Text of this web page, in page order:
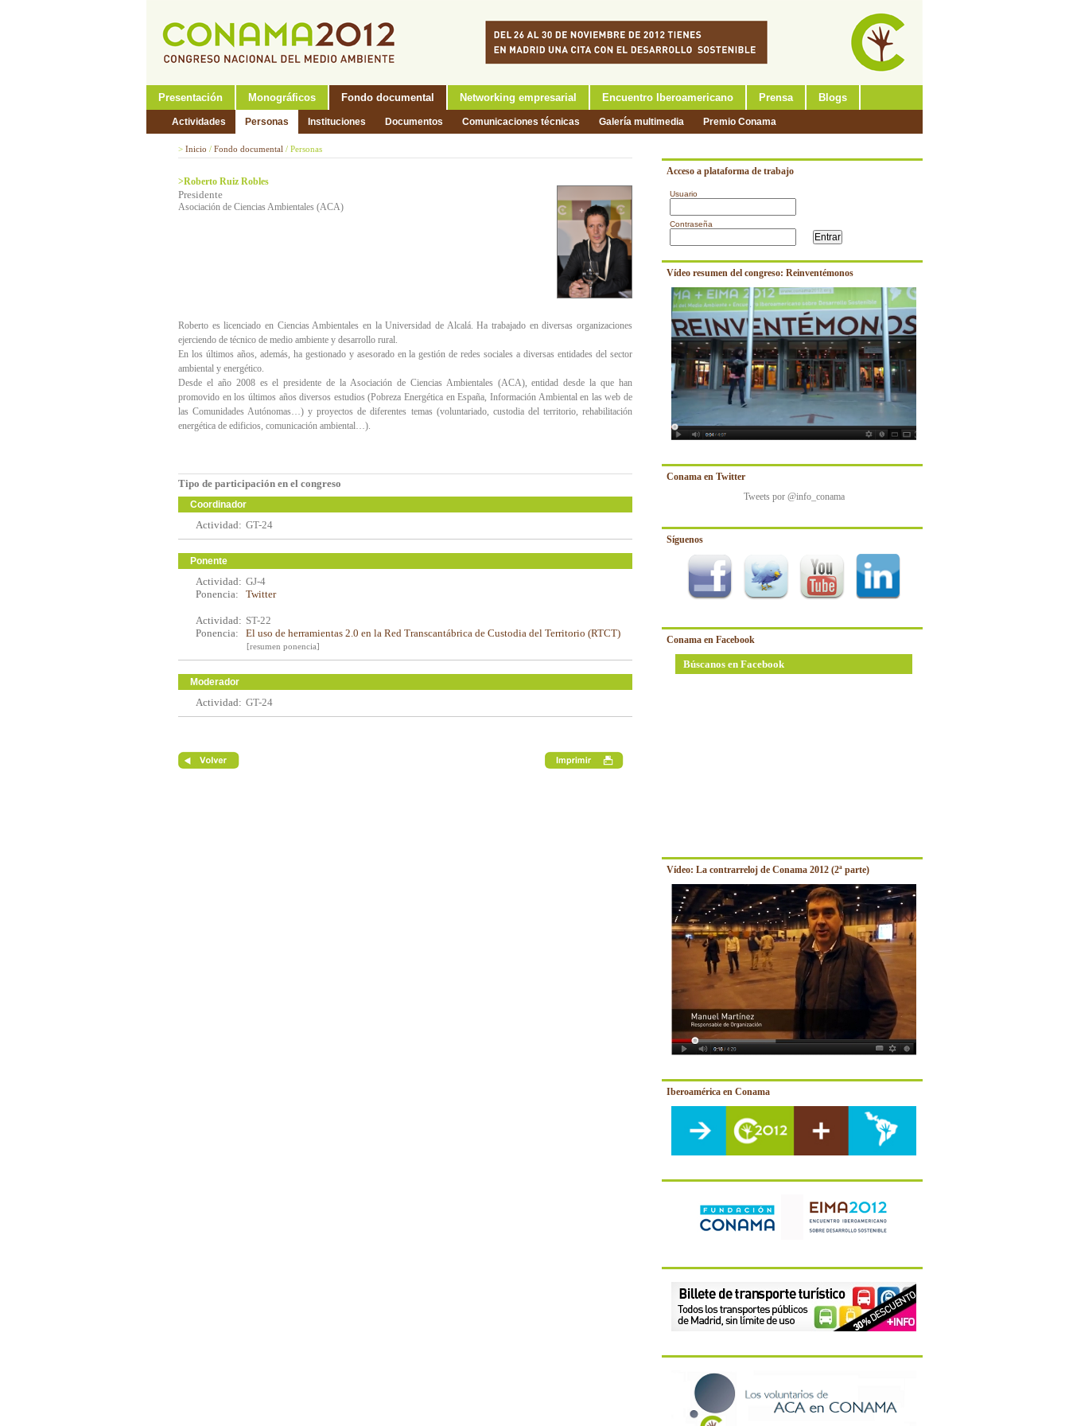
Presentación Monográficos Fondo documental Networking empresarial Encuentro Iberoamericano Prensa Blogs
Actividades Personas Instituciones Documentos Comunicaciones técnicas Galería multimedia Premio Conama
Acceso a plataforma de trabajo
Usuario
Contraseña
Vídeo resumen del congreso: Reinventémonos
Conama en Twitter
Tweets por @info_conama
Síguenos
Conama en Facebook
Búscanos en Facebook
Vídeo: La contrarreloj de Conama 2012 (2ª parte)
Iberoamérica en Conama
> Inicio / Fondo documental / Personas
>Roberto Ruiz Robles
Presidente
Asociación de Ciencias Ambientales (ACA)
Roberto es licenciado en Ciencias Ambientales en la Universidad de Alcalá. Ha trabajado en diversas organizaciones
ejerciendo de técnico de medio ambiente y desarrollo rural.
En los últimos años, además, ha gestionado y asesorado en la gestión de redes sociales a diversas entidades del sector
ambiental y energético.
Desde el año 2008 es el presidente de la Asociación de Ciencias Ambientales (ACA), entidad desde la que han
promovido en los últimos años diversos estudios (Pobreza Energética en España, Información Ambiental en las web de
las Comunidades Autónomas…) y proyectos de diferentes temas (voluntariado, custodia del territorio, rehabilitación
energética de edificios, comunicación ambiental…).
Tipo de participación en el congreso
Coordinador
Actividad: GT-24
Ponente
Actividad: GJ-4
Ponencia:
Twitter
Actividad: ST-22
Ponencia:
El uso de herramientas 2.0 en la Red Transcantábrica de Custodia del Territorio (RTCT)
[resumen ponencia]
Moderador
Actividad: GT-24